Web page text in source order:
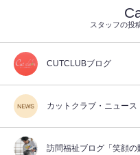
スタッフの投
CUTCLUBブログ
カットクラブ・ニュース
訪問福祉ブログ「笑顔の